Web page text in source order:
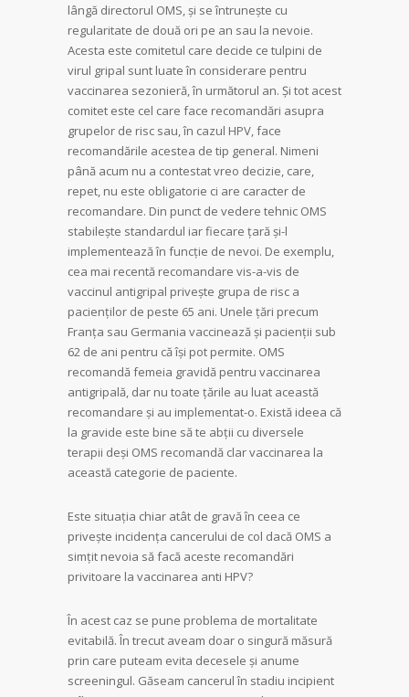
lângă directorul OMS, şi se întruneşte cu
regularitate de două ori pe an sau la nevoie.
Acesta este comitetul care decide ce tulpini de
virul gripal sunt luate în considerare pentru
vaccinarea se­­­zonieră, în următorul an. Şi tot acest
comitet este cel care face recomandări asupra
grupelor de risc sau, în cazul HPV, face
recomandările acestea de tip general. Nimeni
până acum nu a contestat vreo decizie, care,
repet, nu este obligatorie ci are caracter de
recomandare. Din punct de vedere tehnic OMS
sta­bileşte standardul iar fiecare ţară şi-l
implementează în funcţie de nevoi. De exemplu,
cea mai recentă re­comandare vis-a-vis de
vaccinul antigripal priveşte grupa de risc a
pacienţilor de peste 65 ani. Unele ţări precum
Franţa sau Germania vaccinează şi pacienţii sub
62 de ani pentru că îşi pot permite. OMS
recomandă femeia gravidă pentru vaccinarea
antigripală, dar nu toate ţările au luat această
recomandare şi au implementat-o. Există ideea că
la gravide este bine să te abţii cu diversele
terapii deşi OMS recomandă clar vaccinarea la
această categorie de paciente.
Este situaţia chiar atât de gravă în ceea ce
priveşte incidenţa cancerului de col dacă OMS a
simţit nevoia să facă aceste recomandări
privitoare la vaccinarea anti HPV?
În acest caz se pune problema de mortalitate
evitabilă. În trecut aveam doar o singură măsură
prin care puteam evita decesele şi anume
screeningul. Găseam cancerul în stadiu incipient